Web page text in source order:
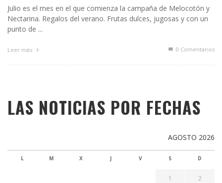
Julio es el mes en el que comienza la campaña de Melocotón y
Nectarina. Regalos del verano. Frutas dulces, jugosas y con un
punto de ...
Leer más 0 Comentarios
LAS NOTICIAS POR FECHAS
AGOSTO 2026
L M X J V S D
1 2